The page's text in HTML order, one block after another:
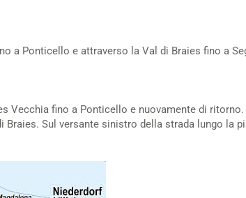
a Ponticello e attraverso la Val di Braies fino a
Vecchia fino a Ponticello e nuovamente di
Braies. Sul versante sinistro della strada lungo